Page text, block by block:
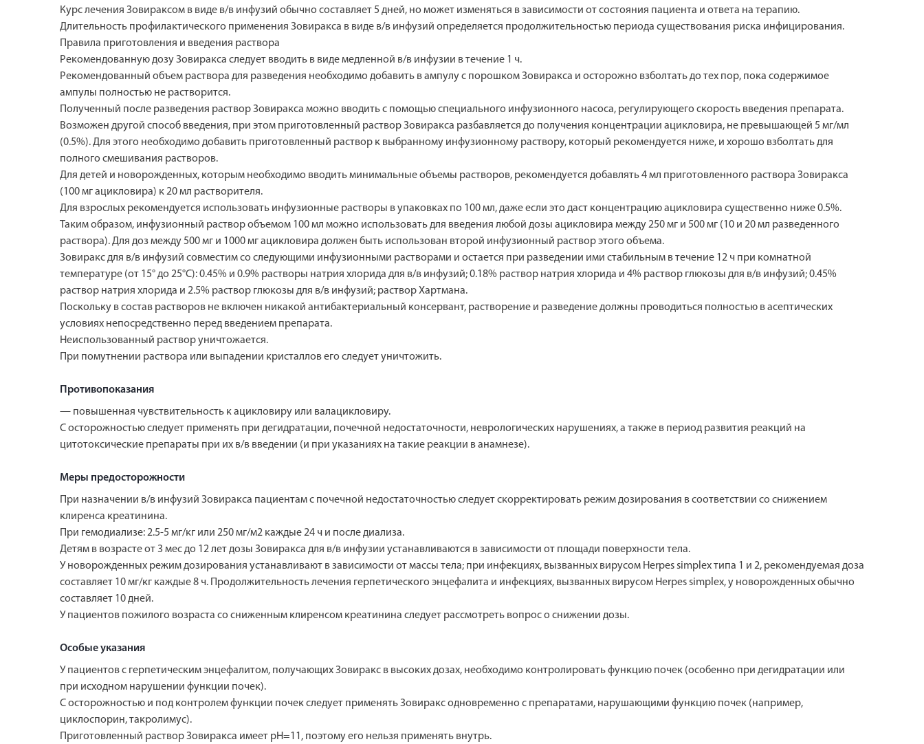
Курс лечения Зовираксом в виде в/в инфузий обычно составляет 5 дней, но может изменяться в зависимости от состояния пациента и ответа на терапию.
Длительность профилактического применения Зовиракса в виде в/в инфузий определяется продолжительностью периода существования риска инфицирования.
Правила приготовления и введения раствора
Рекомендованную дозу Зовиракса следует вводить в виде медленной в/в инфузии в течение 1 ч.
Рекомендованный объем раствора для разведения необходимо добавить в ампулу с порошком Зовиракса и осторожно взболтать до тех пор, пока содержимое
ампулы полностью не растворится.
Полученный после разведения раствор Зовиракса можно вводить с помощью специального инфузионного насоса, регулирующего скорость введения препарата.
Возможен другой способ введения, при этом приготовленный раствор Зовиракса разбавляется до получения концентрации ацикловира, не превышающей 5 мг/мл
(0.5%). Для этого необходимо добавить приготовленный раствор к выбранному инфузионному раствору, который рекомендуется ниже, и хорошо взболтать для
полного смешивания растворов.
Для детей и новорожденных, которым необходимо вводить минимальные объемы растворов, рекомендуется добавлять 4 мл приготовленного раствора Зовиракса
(100 мг ацикловира) к 20 мл растворителя.
Для взрослых рекомендуется использовать инфузионные растворы в упаковках по 100 мл, даже если это даст концентрацию ацикловира существенно ниже 0.5%.
Таким образом, инфузионный раствор объемом 100 мл можно использовать для введения любой дозы ацикловира между 250 мг и 500 мг (10 и 20 мл разведенного
раствора). Для доз между 500 мг и 1000 мг ацикловира должен быть использован второй инфузионный раствор этого объема.
Зовиракс для в/в инфузий совместим со следующими инфузионными растворами и остается при разведении ими стабильным в течение 12 ч при комнатной
температуре (от 15° до 25°С): 0.45% и 0.9% растворы натрия хлорида для в/в инфузий; 0.18% раствор натрия хлорида и 4% раствор глюкозы для в/в инфузий; 0.45%
раствор натрия хлорида и 2.5% раствор глюкозы для в/в инфузий; раствор Хартмана.
Поскольку в состав растворов не включен никакой антибактериальный консервант, растворение и разведение должны проводиться полностью в асептических
условиях непосредственно перед введением препарата.
Неиспользованный раствор уничтожается.
При помутнении раствора или выпадении кристаллов его следует уничтожить.
Противопоказания
— повышенная чувствительность к ацикловиру или валацикловиру.
С осторожностью следует применять при дегидратации, почечной недостаточности, неврологических нарушениях, а также в период развития реакций на
цитотоксические препараты при их в/в введении (и при указаниях на такие реакции в анамнезе).
Меры предосторожности
При назначении в/в инфузий Зовиракса пациентам с почечной недостаточностью следует скорректировать режим дозирования в соответствии со снижением
клиренса креатинина.
При гемодиализе: 2.5-5 мг/кг или 250 мг/м2 каждые 24 ч и после диализа.
Детям в возрасте от 3 мес до 12 лет дозы Зовиракса для в/в инфузии устанавливаются в зависимости от площади поверхности тела.
У новорожденных режим дозирования устанавливают в зависимости от массы тела; при инфекциях, вызванных вирусом Herpes simplex типа 1 и 2, рекомендуемая доза
составляет 10 мг/кг каждые 8 ч. Продолжительность лечения герпетического энцефалита и инфекциях, вызванных вирусом Herpes simplex, у новорожденных обычно
составляет 10 дней.
У пациентов пожилого возраста со сниженным клиренсом креатинина следует рассмотреть вопрос о снижении дозы.
Особые указания
У пациентов с герпетическим энцефалитом, получающих Зовиракс в высоких дозах, необходимо контролировать функцию почек (особенно при дегидратации или
при исходном нарушении функции почек).
С осторожностью и под контролем функции почек следует применять Зовиракс одновременно с препаратами, нарушающими функцию почек (например,
циклоспорин, такролимус).
Приготовленный раствор Зовиракса имеет рН=11, поэтому его нельзя применять внутрь.